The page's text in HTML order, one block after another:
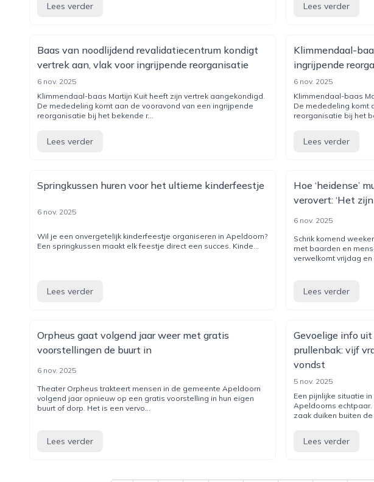
Lees verder Lees verder
Baas van noodlijdend revalidatiecentrum kondigt
vertrek aan, vlak voor ingrijpende reorganisatie
6 nov. 2025
Klimmendaal-baas Martijn Kuit heeft zijn vertrek aangekondigd.
De mededeling komt aan de vooravond van een ingrijpende
reorganisatie bij het bekende r...
Lees verder
Klimmendaal-
ingrijpende
6 nov. 2025
Klimmendaal-baas
De mededeling komt
reorganisatie bij het
Lees verder
Springkussen huren voor het ultieme kinderfeestje
6 nov. 2025
Wil je een onvergetelijk kinderfeestje organiseren in Apeldoorn?
Een springkussen maakt elk feestje direct een succes. Kinde...
Lees verder
Hoe ‘heidense’
verovert: ‘Het
6 nov. 2025
Schrik komend
met baarden en
verwelkomt vrijdag en
Lees verder
Orpheus gaat volgend jaar weer met gratis
voorstellingen de buurt in
6 nov. 2025
Theater Orpheus trakteert mensen in de gemeente Apeldoorn
volgend jaar opnieuw op een gratis voorstelling in hun eigen
buurt of dorp. Het is een vervo...
Lees verder
Gevoelige info
prullenbak: vijf
vondst
5 nov. 2025
Een pijnlijke situatie
Apeldoorns echtpaar.
zaak duiken buiten de
Lees verder